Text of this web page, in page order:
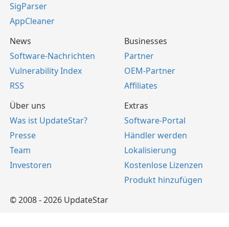
SigParser
AppCleaner
News
Software-Nachrichten
Vulnerability Index
RSS
Businesses
Partner
OEM-Partner
Affiliates
Über uns
Was ist UpdateStar?
Presse
Team
Investoren
Extras
Software-Portal
Händler werden
Lokalisierung
Kostenlose Lizenzen
Produkt hinzufügen
© 2008 - 2026 UpdateStar